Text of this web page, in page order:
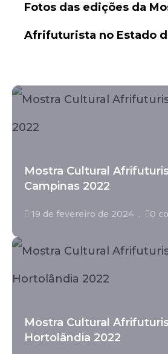
Fotos das edições da
Afrifuturista no Estado
Mostra Cultural
Campinas 2022
19 de fevereiro de 2024 0
Mostra Cultural
Hortolândia 2022